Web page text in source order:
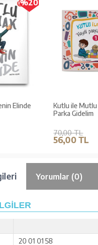
%20
Elinde
Kutlu ile Mutlu
Parka Gidelim
70,00 TL
56,00 TL
Yorumlar (0)
20 01 01 58